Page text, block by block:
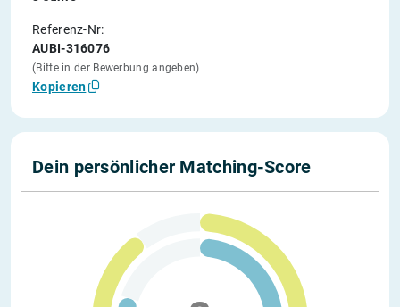
Referenz-Nr:
AUBI-316076
(Bitte in der Bewerbung angeben)
Kopieren
Dein persönlicher Matching-Score